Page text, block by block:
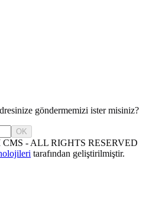
göndermemizi ister misiniz?
OK
- ALL RIGHTS RESERVED
tarafından geliştirilmiştir.